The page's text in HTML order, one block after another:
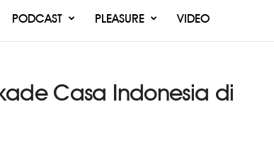
PODCAST PLEASURE VIDEO
Casa Indonesia di